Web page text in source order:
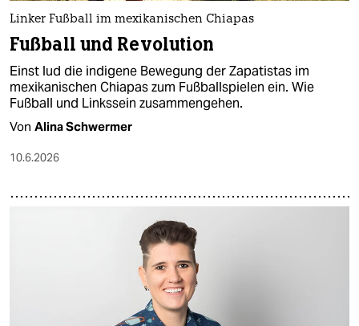
Linker Fußball im mexikanischen Chiapas
Fußball und Revolution
Einst lud die indigene Bewegung der Zapatistas im
mexikanischen Chiapas zum Fußballspielen ein. Wie
Fußball und Linkssein zusammengehen.
Von Alina Schwermer
10.6.2026